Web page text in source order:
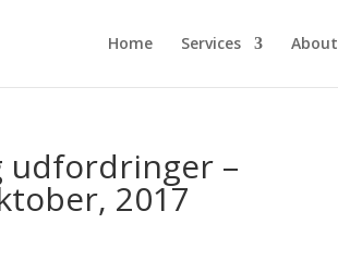
Home Services About
udfordringer –
2017